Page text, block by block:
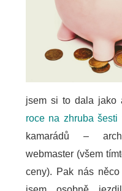
jsem si to dala jako
roce na zhruba šesti
kamarádů –
webmaster (všem
ceny). Pak nás